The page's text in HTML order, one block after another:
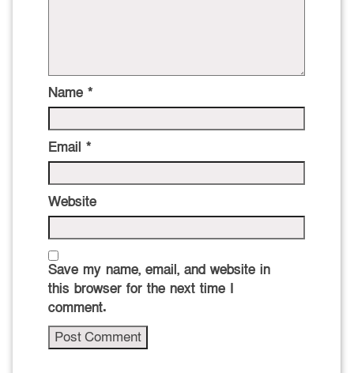
Name *
Email *
Website
Save my name, email, and website in
this browser for the next time I
comment.